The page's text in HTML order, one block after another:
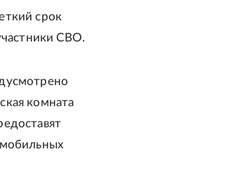
срок
СВО.
комната